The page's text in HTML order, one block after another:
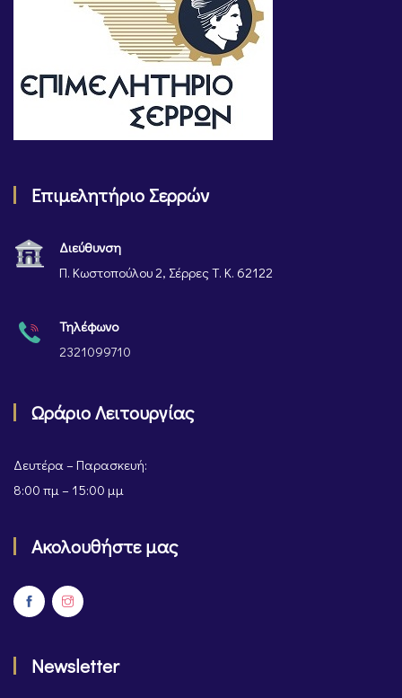
Επιμελητήριο Σερρών
Διεύθυνση
Π. Κωστοπούλου 2, Σέρρες Τ. Κ. 62122
Τηλέφωνο
2321099710
Ωράριο Λειτουργίας
Δευτέρα – Παρασκευή:
8:00 πμ – 15:00 μμ
Ακολουθήστε μας
Newsletter